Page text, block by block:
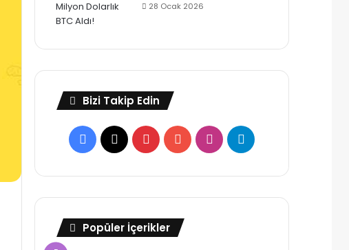
28 Ocak 2026
Bizi Takip Edin
Facebook
X PinterestYouTubeInstagramTelegram
Popüler İçerikler